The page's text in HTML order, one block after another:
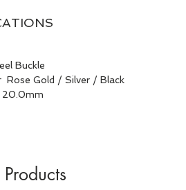
Buckle
Rose Gold / Silver / Black
20.0mm